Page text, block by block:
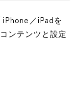
／iPadを
ンテンツと設定